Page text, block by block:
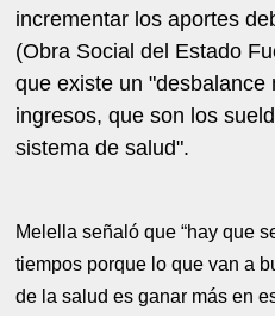
incrementar los aportes
(Obra Social del Estado
que existe un "desbalance
ingresos, que son los
sistema de salud".
Melella señaló que “hay que
tiempos porque lo que van a
de la salud es ganar más en